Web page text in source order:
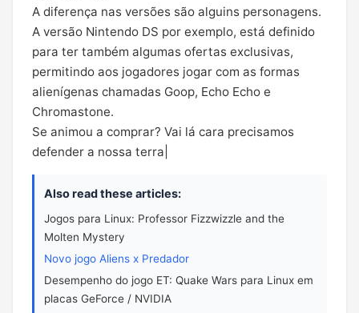
A diferença nas versões são alguins personagens.
A versão Nintendo DS por exemplo, está definido
para ter também algumas ofertas exclusivas,
permitindo aos jogadores jogar com as formas
alienígenas chamadas Goop, Echo Echo e
Chromastone.
Se animou a comprar? Vai lá cara precisamos
defender a nossa terra|
Also read these articles:
Jogos para Linux: Professor Fizzwizzle and the
Molten Mystery
Novo jogo Aliens x Predador
Desempenho do jogo ET: Quake Wars para Linux em
placas GeForce / NVIDIA